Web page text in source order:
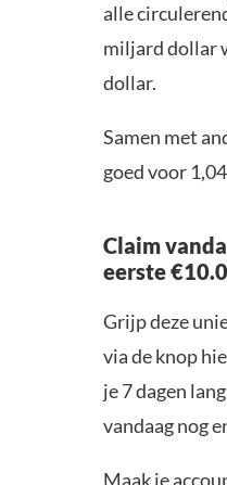
alle
miljard dollar
dollar.
Samen met
goed voor
Claim
eerste
Grijp deze
via de knop
je 7 dagen
vandaag nog
Maak je